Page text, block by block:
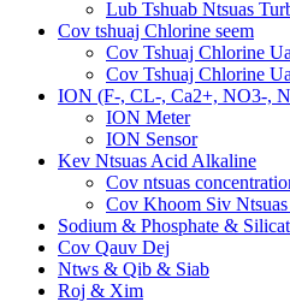
Lub Tshuab Ntsuas
Cov tshuaj Chlorine seem
Cov Tshuaj Chlorine
Cov Tshuaj Chlorine
ION (F-, CL-, Ca2+, NO3-,
ION Meter
ION Sensor
Kev Ntsuas Acid Alkaline
Cov ntsuas
Cov Khoom Siv
Sodium & Phosphate &
Cov Qauv Dej
Ntws & Qib & Siab
Roj & Xim